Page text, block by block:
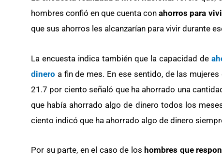
hombres confió en que cuenta con ahorros para
que sus ahorros les alcanzarían para vivir durante
La encuesta indica también que la capacidad de
dinero a fin de mes. En ese sentido, de las
21.7 por ciento señaló que ha ahorrado una
que había ahorrado algo de dinero todos los
ciento indicó que ha ahorrado algo de dinero
Por su parte, en el caso de los hombres que